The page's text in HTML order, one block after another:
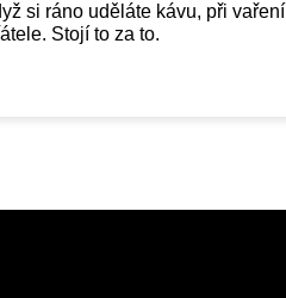
si ráno uděláte kávu, při vaření
Stojí to za to.